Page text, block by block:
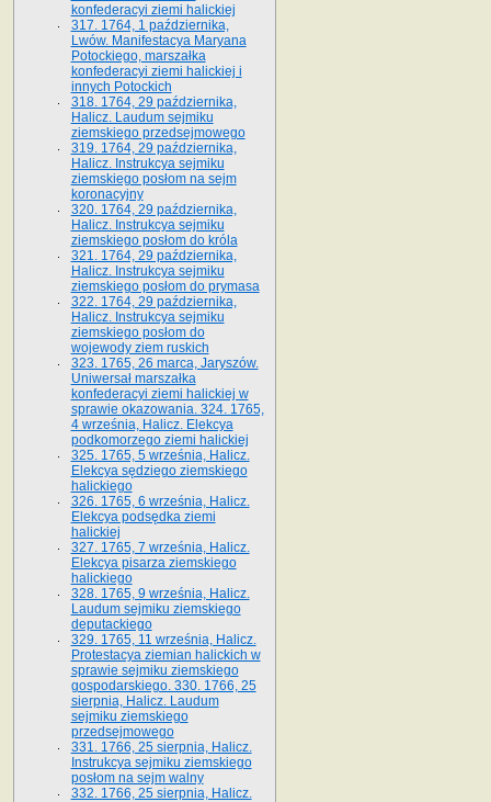
konfederacyi ziemi halickiej
317. 1764, 1 października,
Lwów. Manifestacya Maryana
Potockiego, marszałka
konfederacyi ziemi halickiej i
innych Potockich
318. 1764, 29 października,
Halicz. Laudum sejmiku
ziemskiego przedsejmowego
319. 1764, 29 października,
Halicz. Instrukcya sejmiku
ziemskiego posłom na sejm
koronacyjny
320. 1764, 29 października,
Halicz. Instrukcya sejmiku
ziemskiego posłom do króla
321. 1764, 29 października,
Halicz. Instrukcya sejmiku
ziemskiego posłom do prymasa
322. 1764, 29 października,
Halicz. Instrukcya sejmiku
ziemskiego posłom do
wojewody ziem ruskich
323. 1765, 26 marca, Jaryszów.
Uniwersał marszałka
konfederacyi ziemi halickiej w
sprawie okazowania. 324. 1765,
4 września, Halicz. Elekcya
podkomorzego ziemi halickiej
325. 1765, 5 września, Halicz.
Elekcya sędziego ziemskiego
halickiego
326. 1765, 6 września, Halicz.
Elekcya podsędka ziemi
halickiej
327. 1765, 7 września, Halicz.
Elekcya pisarza ziemskiego
halickiego
328. 1765, 9 września, Halicz.
Laudum sejmiku ziemskiego
deputackiego
329. 1765, 11 września, Halicz.
Protestacya ziemian halickich w
sprawie sejmiku ziemskiego
gospodarskiego. 330. 1766, 25
sierpnia, Halicz. Laudum
sejmiku ziemskiego
przedsejmowego
331. 1766, 25 sierpnia, Halicz.
Instrukcya sejmiku ziemskiego
posłom na sejm walny
332. 1766, 25 sierpnia, Halicz.